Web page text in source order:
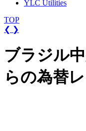
YLC Utilities
TOP
❮ ❯
ブラジル
らの為替